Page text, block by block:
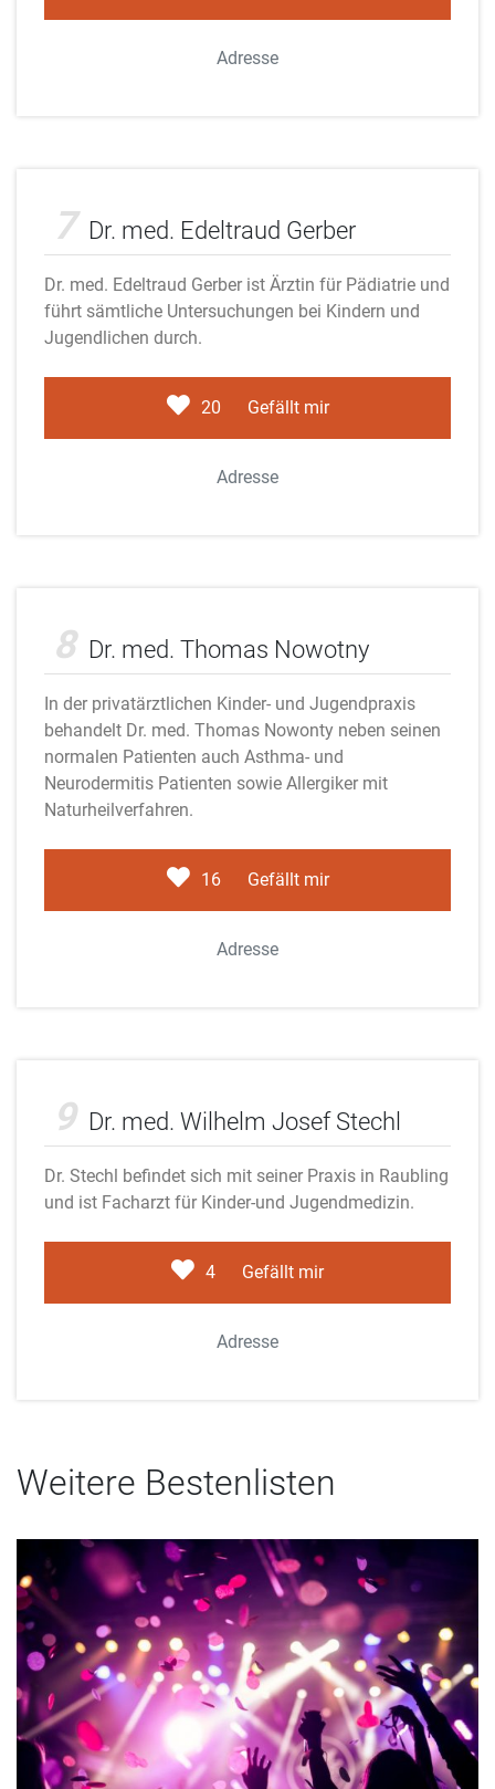
Adresse
7 Dr. med. Edeltraud Gerber
Dr. med. Edeltraud Gerber ist Ärztin für Pädiatrie und
führt sämtliche Untersuchungen bei Kindern und
Jugendlichen durch.
20 Gefällt mir
Adresse
8 Dr. med. Thomas Nowotny
In der privatärztlichen Kinder- und Jugendpraxis
behandelt Dr. med. Thomas Nowonty neben seinen
normalen Patienten auch Asthma- und
Neurodermitis Patienten sowie Allergiker mit
Naturheilverfahren.
16 Gefällt mir
Adresse
9 Dr. med. Wilhelm Josef Stechl
Dr. Stechl befindet sich mit seiner Praxis in Raubling
und ist Facharzt für Kinder-und Jugendmedizin.
4 Gefällt mir
Adresse
Weitere Bestenlisten